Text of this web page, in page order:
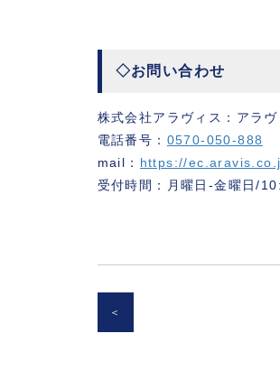
◇お問い合わせ
株式会社アラヴィス：アラ
電話番号： 0570-050-888
mail： https://
受付時間：月曜日-金曜日/
＜